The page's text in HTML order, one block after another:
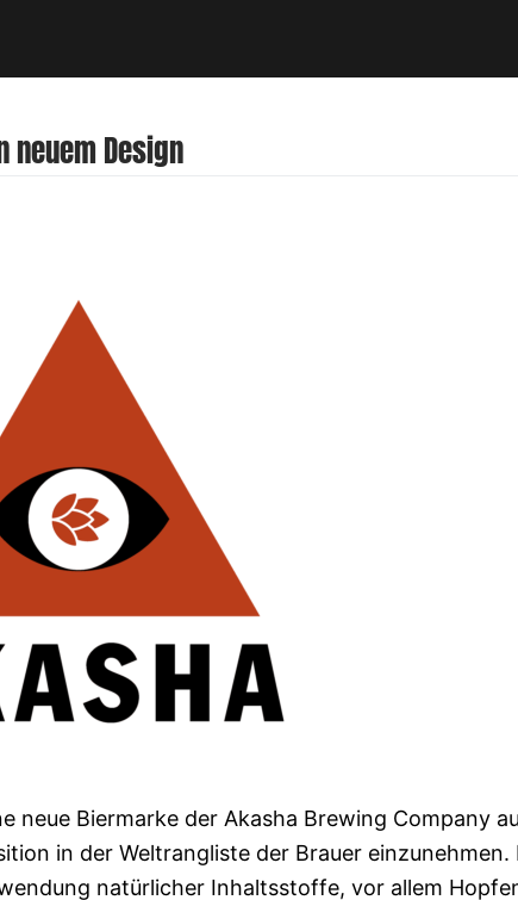
neuem Design
neue Biermarke der Akasha Brewing Company
in der Weltrangliste der Brauer einzunehmen.
natürlicher Inhaltsstoffe, vor allem